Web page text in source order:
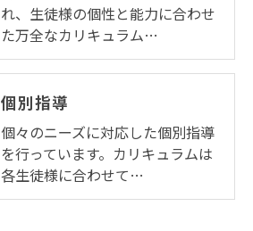
れ、生徒様の個性と能力に合わせ
た万全なカリキュラム…
個別指導
個々のニーズに対応した個別指導
を行っています。カリキュラムは
各生徒様に合わせて…